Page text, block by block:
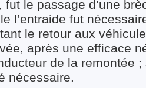
le passage d’une
l’entraide fut
le retour aux
après une efficace
de la remontée
nécessaire.